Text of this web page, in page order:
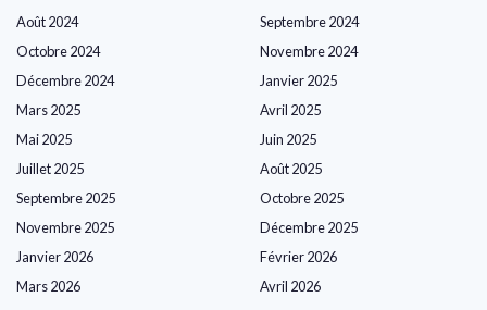
Août 2024
Septembre 2024
Octobre 2024
Novembre 2024
Décembre 2024
Janvier 2025
Mars 2025
Avril 2025
Mai 2025
Juin 2025
Juillet 2025
Août 2025
Septembre 2025
Octobre 2025
Novembre 2025
Décembre 2025
Janvier 2026
Février 2026
Mars 2026
Avril 2026